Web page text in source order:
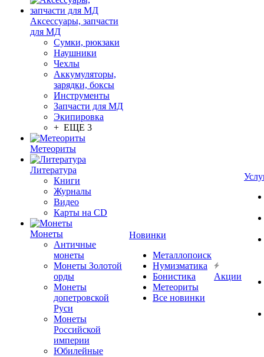
Аксессуары, запчасти
для МД
Сумки, рюкзаки
Наушники
Чехлы
Аккумуляторы,
зарядки, боксы
Инструменты
Запчасти для МД
Экипировка
+ ЕЩЕ 3
Метеориты
Литература
Книги
Журналы
Видео
Карты на CD
Монеты
Античные
монеты
Монеты Золотой
орды
Монеты
допетровской
Руси
Монеты
Российской
империи
Юбилейные
Новинки
Металлопоиск
Нумизматика
Бонистика
Метеориты
Все новинки
Акции